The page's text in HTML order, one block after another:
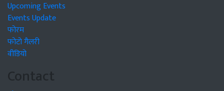
Upcoming Events
Events Update
फोरम
फोटो गैलरी
वीडियो
Contact